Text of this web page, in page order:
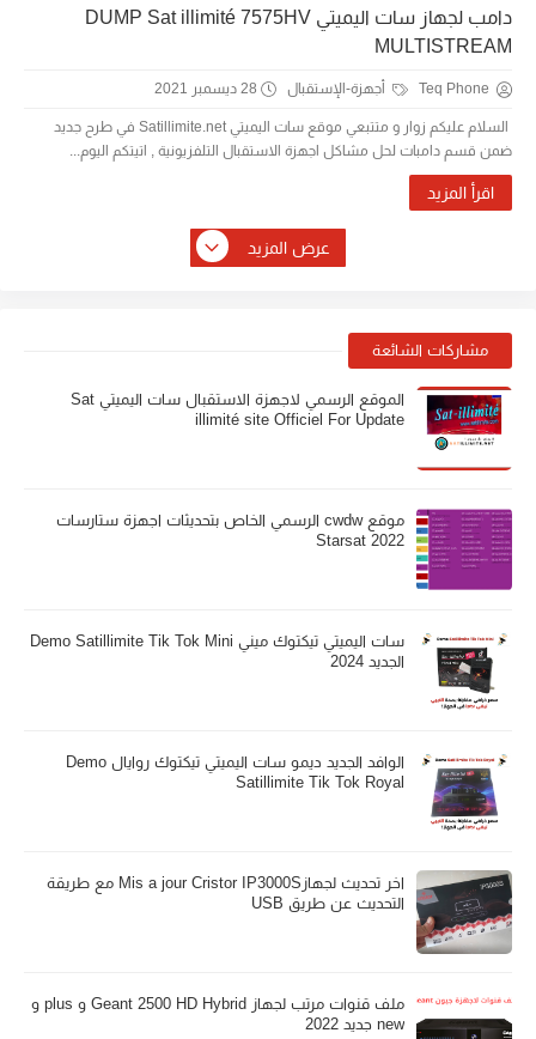
دامب لجهاز سات اليميتي DUMP Sat illimité 7575HV
MULTISTREAM
Teq Phone أجهزة-الإستقبال 28 ديسمبر 2021
السلام عليكم زوار و متتبعي موقع سات اليميتي Satillimite.net في طرح جديد
ضمن قسم دامبات لحل مشاكل اجهزة الاستقبال التلفزيونية , اتيتكم اليوم...
اقرأ المزيد
عرض المزيد
مشاركات الشائعة
الموقع الرسمي لاجهزة الاستقبال سات اليميتي Sat
illimité site Officiel For Update
موقع cwdw الرسمي الخاص بتحديثات اجهزة ستارسات
Starsat 2022
سات اليميتي تيكتوك ميني Demo Satillimite Tik Tok Mini
الجديد 2024
الوافد الجديد ديمو سات اليميتي تيكتوك روايال Demo
Satillimite Tik Tok Royal
اخر تحديث لجهازMis a jour Cristor IP3000S مع طريقة
التحديث عن طريق USB
ملف قنوات مرتب لجهاز Geant 2500 HD Hybrid و plus و
new جديد 2022